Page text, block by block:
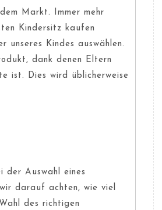
Markt. Immer mehr
Kindersitz kaufen
Kindes auswählen.
dank denen Eltern
ist. Dies wird üblicherweise
der Auswahl eines
darauf achten, wie viel
des richtigen